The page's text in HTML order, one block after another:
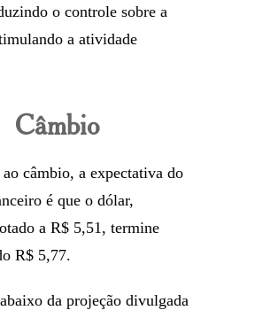
o controle sobre a
a atividade
Câmbio
câmbio, a expectativa do
é que o dólar,
a R$ 5,51, termine
R$ 5,77.
da projeção divulgada